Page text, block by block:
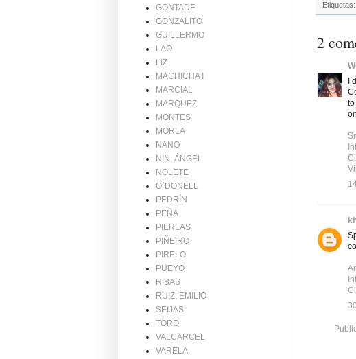
Etiquetas:
2
I
GONTADE
GONZALITO
GUILLERMO
LAO
LIZ
MACHICHA I
MARCIAL
MARQUEZ
MONTES
MORLA
NANO
NIN, ÁNGEL
NOLETE
O´DONELL
PEDRÍN
PEÑA
PIERLAS
PIÑEIRO
PIRELO
PUEYO
RIBAS
RUIZ, EMILIO
SEIJAS
TORO
VALCARCEL
VARELA